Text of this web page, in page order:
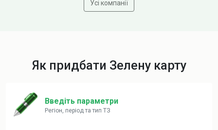
Усі компанії
Як придбати Зелену карту
Введіть параметри
Регіон, період та тип ТЗ